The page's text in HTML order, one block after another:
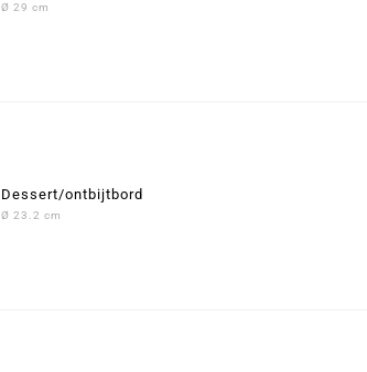
Ø 29 cm
Dessert/ontbijtbord
Ø 23.2 cm